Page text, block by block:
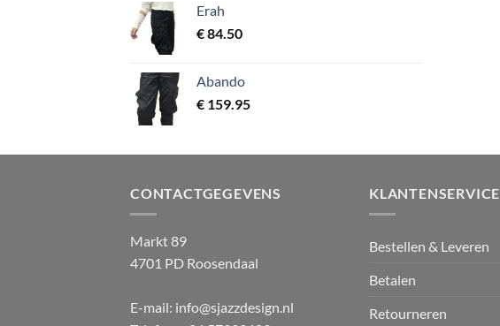
Erah
€84.50
Abando
€ 159.95
CONTACTGEGEVENS
Markt 89
4701 PD Roosendaal
E-mail: info@sjazzdesign.nl
KLANTENSERVICE
Bestellen & Leveren
Betalen
Retourneren